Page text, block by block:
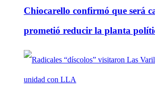
Chiocarello confirmó que será
prometió reducir la planta